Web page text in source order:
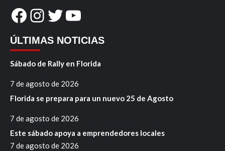
Facebook
Instagram
Twitter
YouTube
ÚLTIMAS NOTICIAS
Sábado de Rally en Florida
7 de agosto de 2026
Florida se prepara para un nuevo 25 de Agosto
7 de agosto de 2026
Este sábado apoya a emprendedores locales
7 de agosto de 2026